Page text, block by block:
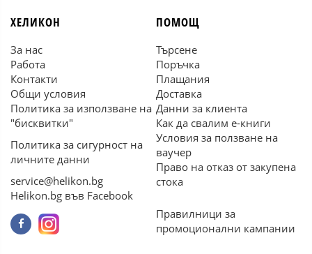
ХЕЛИКОН
За нас
Работа
Контакти
Общи условия
Политика за използване на
"бисквитки"
Политика за сигурност на
личните данни
service@helikon.bg
Helikon.bg във Facebook
ПОМОЩ
Търсене
Поръчка
Плащания
Доставка
Данни за клиента
Как да свалим е-книги
Условия за ползване на
ваучер
Право на отказ от закупена
стока
Правилници за
промоционални кампании